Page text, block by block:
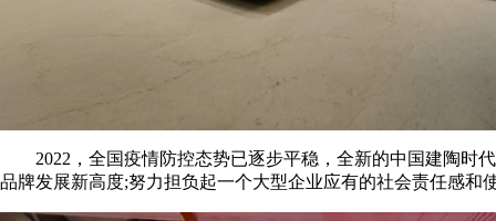
2022，全国疫情防控态势已逐步平稳，全新的中国建陶时
品牌发展新高度;努力担负起一个大型企业应有的社会责任感